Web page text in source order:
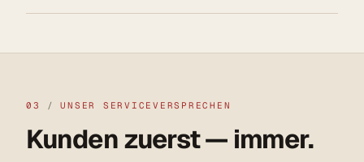
03 / UNSER SERVICEVERSPRECHEN
Kunden zuerst — immer.